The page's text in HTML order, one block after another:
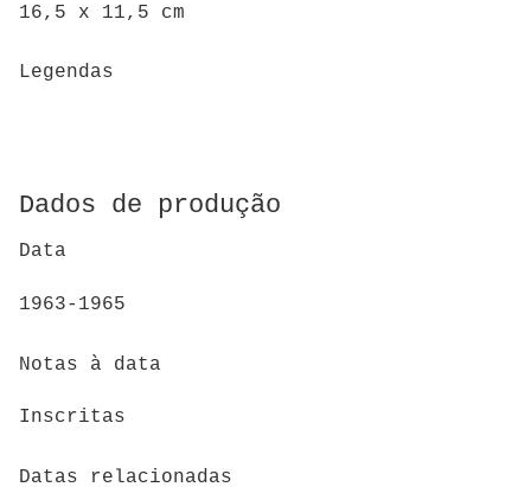
16,5 x 11,5 cm
Legendas
Dados de produção
Data
1963-1965
Notas à data
Inscritas
Datas relacionadas